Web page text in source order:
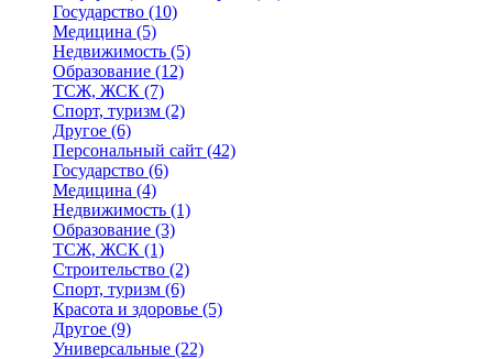
Государство (10)
Медицина (5)
Недвижимость (5)
Образование (12)
ТСЖ, ЖСК (7)
Спорт, туризм (2)
Другое (6)
Персональный сайт (42)
Государство (6)
Медицина (4)
Недвижимость (1)
Образование (3)
ТСЖ, ЖСК (1)
Строительство (2)
Спорт, туризм (6)
Красота и здоровье (5)
Другое (9)
Универсальные (22)